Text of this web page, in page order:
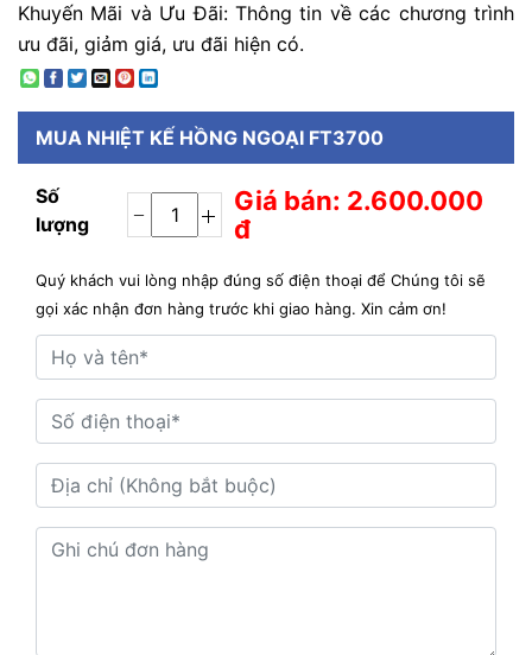
Khuyến Mãi và Ưu Đãi: Thông tin về các chương trình
ưu đãi, giảm giá, ưu đãi hiện có.
MUA NHIỆT KẾ HỒNG NGOẠI FT3700
Số
lượng
Giá bán: 2.600.000
đ
Quý khách vui lòng nhập đúng số điện thoại để Chúng tôi sẽ
gọi xác nhận đơn hàng trước khi giao hàng. Xin cảm ơn!